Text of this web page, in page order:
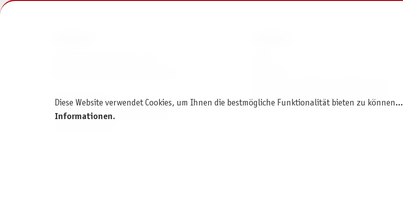
Am Straßbach 3
61169 Friedberg (Deutschland)
Batterie- und Verpackungshinweise
Diese Website verwendet Cookies, um Ihnen die bestmögliche Funktionalität bieten zu können...
Informationen.